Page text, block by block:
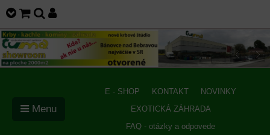
E - SHOP KONTAKT
NOVINKY
EXOTICKÁ ZÁHRADA
FAQ - otázky a odpovede
Menu